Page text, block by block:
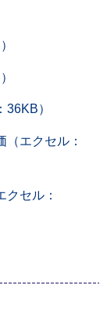
）
エクセル：
セル：